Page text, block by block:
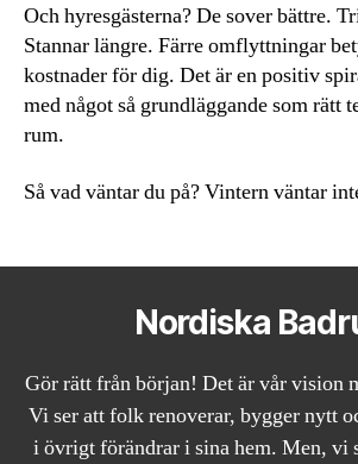
Och hyresgästerna? De sover bättre.
Stannar längre. Färre omflyttningar
kostnader för dig. Det är en positiv
med något så grundläggande som rätt
rum.
Så vad väntar du på? Vintern väntar
Nordiska
Gör rätt från början! Det är vår vision
Vi ser att folk renoverar, bygger nytt
i övrigt förändrar i sina hem. Men, vi